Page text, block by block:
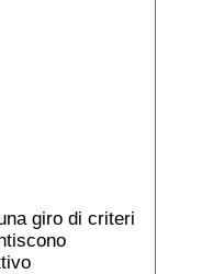
giro di criteri